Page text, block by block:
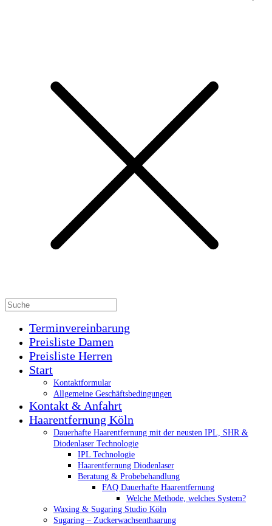
Terminvereinbarung
Preisliste Damen
Preisliste Herren
Start
Kontaktformular
Allgemeine Geschäftsbedingungen
Kontakt & Anfahrt
Haarentfernung Köln
Dauerhafte Haarentfernung mit der neusten IPL, SHR &
Diodenlaser Technologie
IPL Technologie
Haarentfernung Diodenlaser
Beratung & Probebehandlung
FAQ Dauerhafte Haarentfernung
Welche Methode, welches System?
Waxing & Sugaring Studio Köln
Sugaring – Zuckerwachsenthaarung